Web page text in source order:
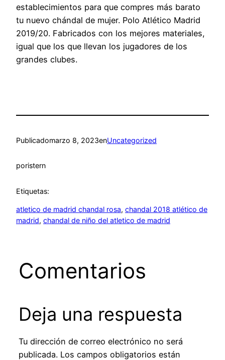
establecimientos para que compres más barato
tu nuevo chándal de mujer. Polo Atlético Madrid
2019/20. Fabricados con los mejores materiales,
igual que los que llevan los jugadores de los
grandes clubes.
Publicadomarzo 8, 2023enUncategorized
poristern
Etiquetas:
atletico de madrid chandal rosa, chandal 2018 atlético de
madrid, chandal de niño del atletico de madrid
Comentarios
Deja una respuesta
Tu dirección de correo electrónico no será
publicada. Los campos obligatorios están